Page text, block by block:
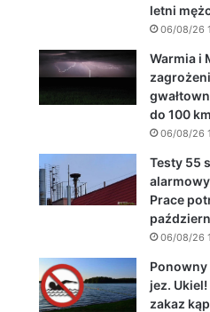
letni
06/08/26
Warmia i
do 100
06/08/26
Testy 55
Prace
06/08/26
jez.
zakaz